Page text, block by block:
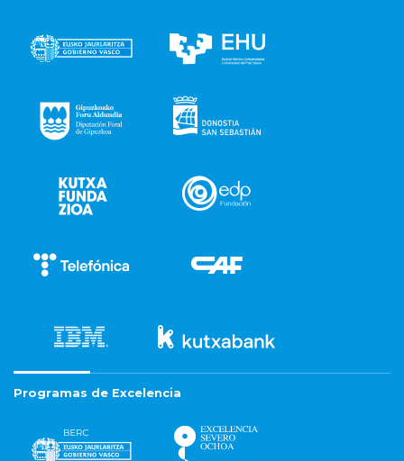
Programas de Excelencia